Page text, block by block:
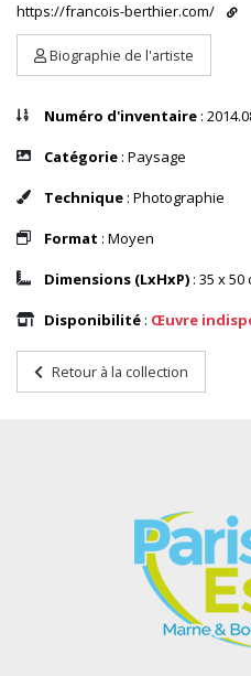
https://francois-berthier.com/
Biographie de l'artiste
Numéro d'inventaire :
Catégorie : Paysage
Technique : Photographie
Format : Moyen
Dimensions (LxHxP) : 35 x 50
Disponibilité : Œuvre
Retour à la collection